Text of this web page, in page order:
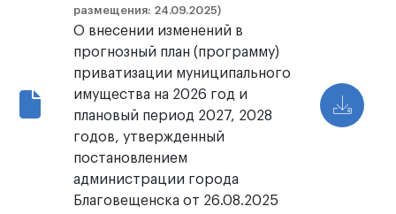
размещения: 24.09.2025)
О внесении изменений в
прогнозный план (программу)
приватизации муниципального
имущества на 2026 год и
плановый период 2027, 2028
годов, утвержденный
постановлением
администрации города
Благовещенска от 26.08.2025